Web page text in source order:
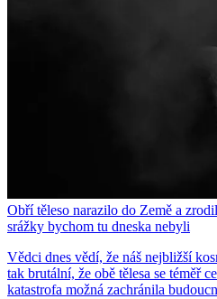
Obří těleso narazilo do Země a
srážky bychom tu dneska nebyli
Vědci dnes vědí, že náš nejbližší
tak brutální, že obě tělesa se téměř
katastrofa možná zachránila